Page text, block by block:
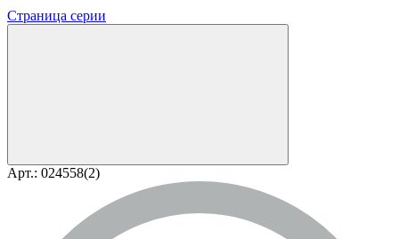
Страница серии
Арт.: 024558(2)